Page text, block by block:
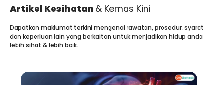
Artikel Kesihatan & Kemas Kini
Dapatkan maklumat terkini mengenai rawatan, prosedur, syarat
dan keperluan lain yang berkaitan untuk menjadikan hidup anda
lebih sihat & lebih baik.